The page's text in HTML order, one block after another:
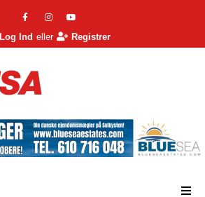
Log Ind eller Registrer